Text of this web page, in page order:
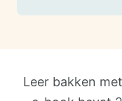
Leer bakken